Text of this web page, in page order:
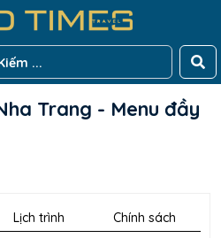
Trang - Menu đầy
Lịch trình Chính sách